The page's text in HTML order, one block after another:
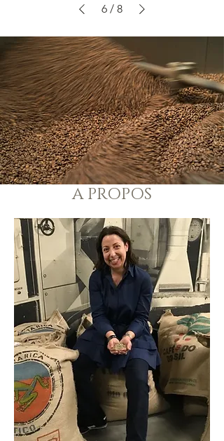
6 / 8
A PROPOS